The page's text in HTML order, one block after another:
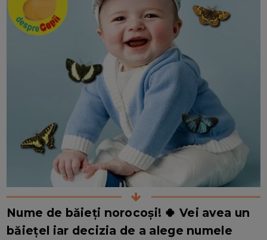
Nume de băieți norocoși! 🍀 Vei avea un
băiețel iar decizia de a alege numele